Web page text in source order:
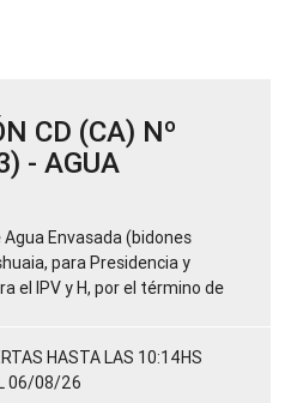
CD (CA) Nº
- AGUA
Envasada (bidones
para Presidencia y
el IPV y H, por el término de
HASTA LAS 10:14HS
06/08/26